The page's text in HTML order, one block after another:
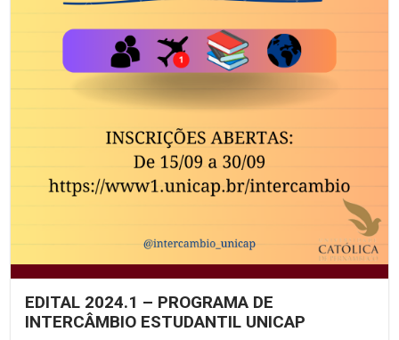
EDITAL 2024.1 – PROGRAMA DE
INTERCÂMBIO ESTUDANTIL UNICAP